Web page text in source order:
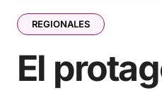
REGIONALES
El